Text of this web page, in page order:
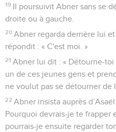
19 Il poursuivit Abner sans se
droite ou à gauche.
20 Abner regarda derrière lui et
répondit : « C'est moi. »
21 Abner lui dit : « Détourne-
un de ces jeunes gens et
ne voulut pas se détourner de
22 Abner insista auprès
Pourquoi devrais-je te frapper
pourrais-je ensuite regarder